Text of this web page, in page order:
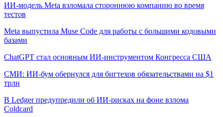
ИИ-модель Meta взломала стороннюю компанию во время
тестов
Meta выпустила Muse Code для работы с большими кодовыми
базами
ChatGPT стал основным ИИ-инструментом Конгресса США
СМИ: ИИ-бум обернулся для бигтехов обязательствами на $1
трлн
В Ledger предупредили об ИИ-рисках на фоне взлома
Coldcard